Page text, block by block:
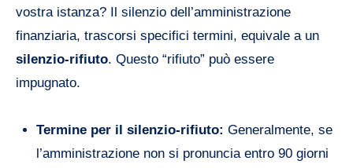
vostra istanza? Il silenzio dell’amministrazione
finanziaria, trascorsi specifici termini, equivale a un
silenzio-rifiuto. Questo “rifiuto” può essere
impugnato.
Termine per il silenzio-rifiuto: Generalmente, se
l’amministrazione non si pronuncia entro 90 giorni